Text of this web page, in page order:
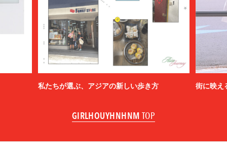
私たちが選ぶ、アジアの新しい歩き方 街に映え
GIRLHOUYHNHNM TOP